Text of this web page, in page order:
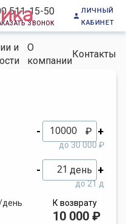
511-15-50
звонок
личный
кабинет
и
О
компании
Контакты
- ₽ +
до 30 000 ₽
- день +
до 21 д
день К возврату
10 000 ₽